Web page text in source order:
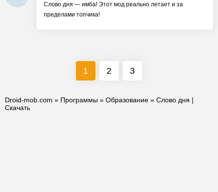
Слово дня — имба! Этот мод реально летает и за
пределами топчика!
1 2 3
Droid-mob.com » Программы » Образование » Слово дня |
Скачать